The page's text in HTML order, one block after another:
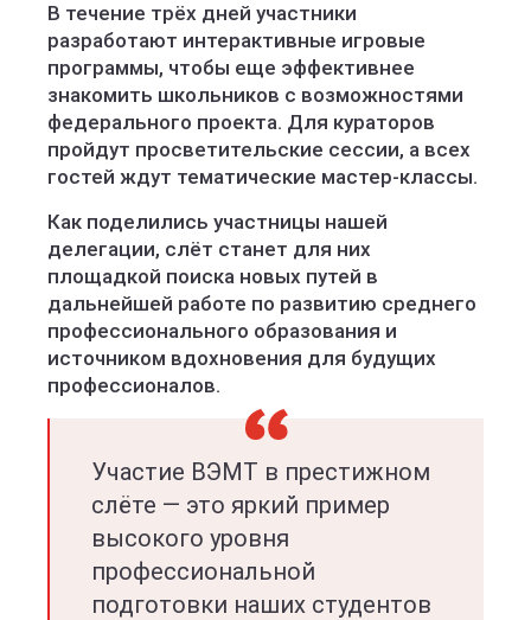
В течение трёх дней участники
разработают интерактивные игровые
программы, чтобы еще эффективнее
знакомить школьников с возможностями
федерального проекта. Для кураторов
пройдут просветительские сессии, а всех
гостей ждут тематические мастер-классы.
Как поделились участницы нашей
делегации, слёт станет для них
площадкой поиска новых путей в
дальнейшей работе по развитию среднего
профессионального образования и
источником вдохновения для будущих
профессионалов.
Участие ВЭМТ в престижном
слёте — это яркий пример
высокого уровня
профессиональной
подготовки наших студентов